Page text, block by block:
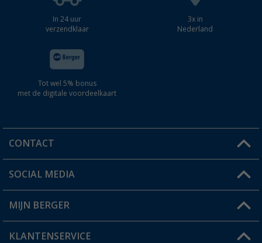
In 24 uur
verzendklaar
3x in
Nederland
Tot wel 5% bonus
met de digitale voordeelkaart
CONTACT
Een vraag?
Winkel vinden
SOCIAL MEDIA
MIJN BERGER
Mijn account
KLANTENSERVICE